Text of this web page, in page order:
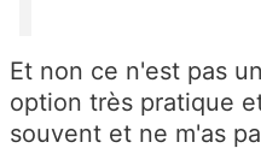
Et non ce n'est pas
option très pratique
souvent et ne m'as